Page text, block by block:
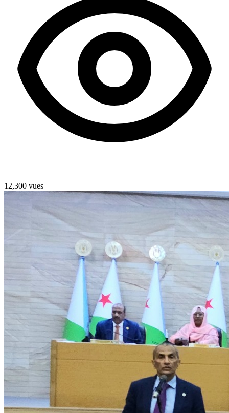
12,300 vues